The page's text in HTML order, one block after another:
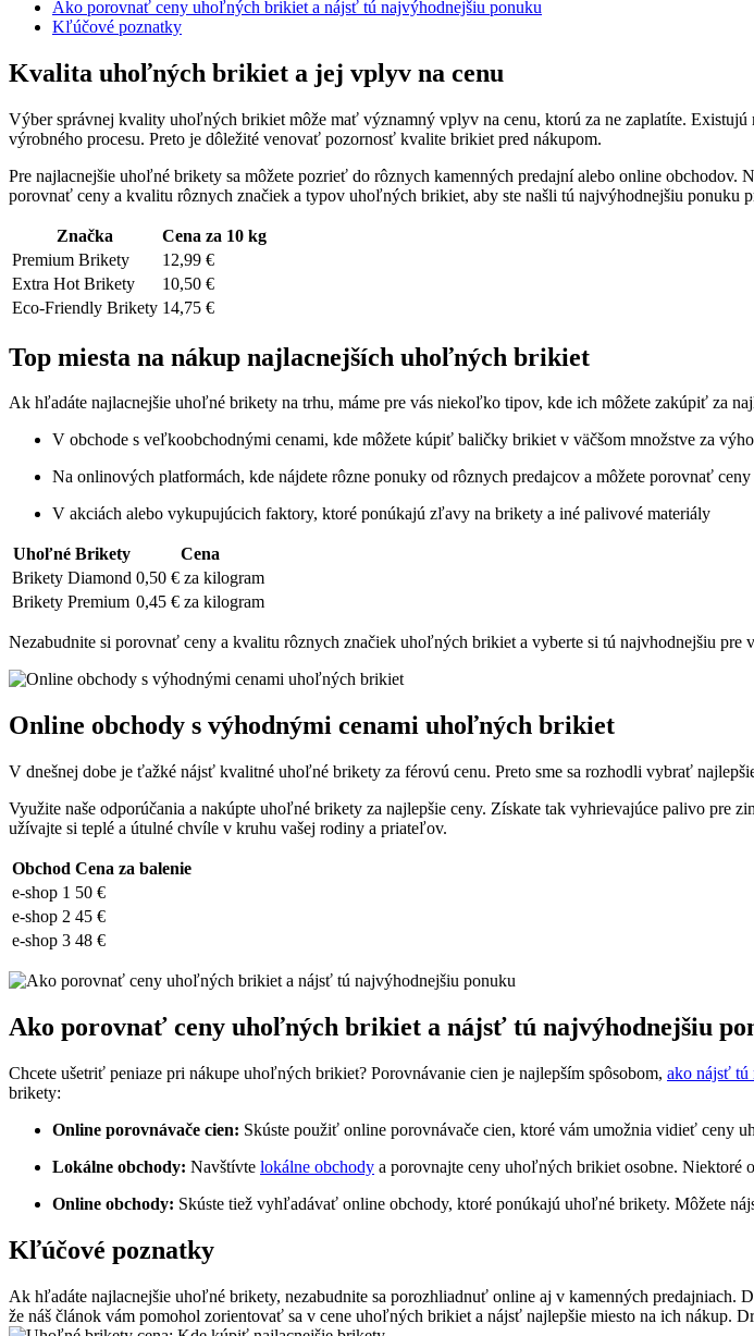
Ako ‌porovnať ceny uhoľných ‍brikiet a⁢ nájsť ‍tú najvýhodnejšiu ponuku
Kľúčové poznatky
Kvalita uhoľných brikiet a jej vplyv‍ na⁣ cenu
Výber správnej ​kvality uhoľných brikiet ⁣môže mať významný vplyv na cenu, ktorú za ne zaplatíte.
výrobného⁣ procesu. Preto je dôležité venovať pozornosť⁤ kvalite brikiet ⁣pred nákupom.
Pre ‍najlacnejšie uhoľné brikety sa môžete pozrieť do rôznych‍ kamenných predajní alebo online
porovnať ceny a kvalitu rôznych ‌značiek‌ a typov uhoľných brikiet, aby ste našli tú najvýhodnejšiu ponuku
Značka
Cena ⁤za 10 kg
Premium Brikety
12,99 €
Extra Hot Brikety
10,50 €
Eco-Friendly Brikety 14,75 €
Top‍ miesta ​na ⁢nákup najlacnejších uhoľných brikiet
Ak hľadáte najlacnejšie ⁤uhoľné brikety ‌na trhu, máme pre vás niekoľko tipov, kde ich môžete ‍zakúpiť za
V obchode ⁤s veľkoobchodnými cenami, kde môžete kúpiť baličky brikiet v väčšom‍ množstve za
Na onlinových platformách, ‍kde⁣ nájdete rôzne ponuky ‌od rôznych predajcov a môžete porovnať
V akciách alebo vykupujúcich faktory, ‍ktoré⁢ ponúkajú‌ zľavy na brikety a iné palivové materiály
Uhoľné Brikety
Cena
Brikety⁢ Diamond 0,50 € za kilogram
Brikety Premium 0,45 € za kilogram
Nezabudnite si porovnať ceny a kvalitu rôznych značiek uhoľných ⁣brikiet a vyberte si⁣ tú najvhodnejšiu pre
Online⁢ obchody s⁣ výhodnými cenami uhoľných⁢ brikiet
V dnešnej dobe je ťažké ⁤nájsť kvalitné uhoľné brikety za férovú​ cenu. Preto⁣ sme sa rozhodli vybrať
Využite naše odporúčania a nakúpte uhoľné‍ brikety za najlepšie ​ceny. Získate tak vyhrievajúce palivo
užívajte si teplé a⁤ útulné chvíle v kruhu vašej rodiny ⁢a priateľov.
Obchod Cena ⁤za balenie
e-shop​ 1 50 €
e-shop 2 45 €
e-shop 3 48 €
Ako ‌porovnať ceny uhoľných ‍brikiet a⁢ nájsť ‍tú najvýhodnejšiu
Chcete ušetriť​ peniaze pri nákupe uhoľných brikiet? Porovnávanie cien je najlepším spôsobom, ako nájsť tú
brikety:
Online porovnávače cien: ⁣Skúste použiť online porovnávače ​cien, ktoré vám umožnia vidieť ceny
Lokálne obchody: Navštívte lokálne obchody a porovnajte ceny uhoľných⁣ brikiet ​osobne. Niektoré⁤
Online obchody: Skúste tiež vyhľadávať online obchody, ktoré ponúkajú uhoľné brikety. Môžete
Kľúčové poznatky
Ak hľadáte najlacnejšie uhoľné brikety, nezabudnite sa porozhliadnuť ⁤online aj v kamenných‍ predajniach.
že náš článok vám​ pomohol zorientovať sa ‍v cene uhoľných brikiet a ‍nájsť najlepšie miesto‌ na ich nákup.